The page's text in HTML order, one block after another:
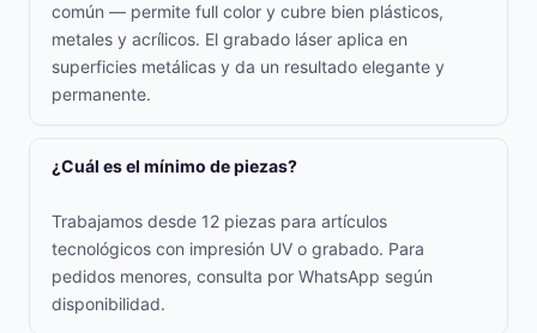
común — permite full color y cubre bien plásticos,
metales y acrílicos. El grabado láser aplica en
superficies metálicas y da un resultado elegante y
permanente.
¿Cuál es el mínimo de piezas?
Trabajamos desde 12 piezas para artículos
tecnológicos con impresión UV o grabado. Para
pedidos menores, consulta por WhatsApp según
disponibilidad.